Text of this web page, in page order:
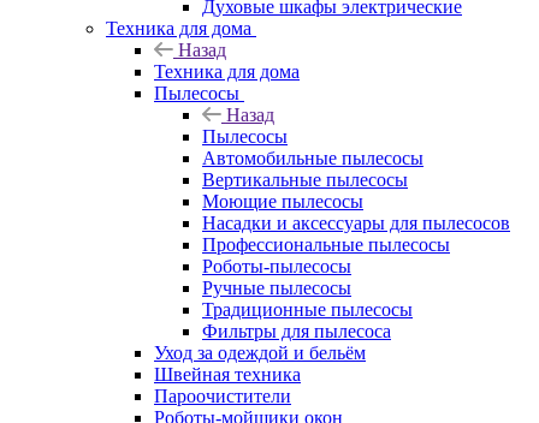
Духовые шкафы электрические
Техника для дома
Назад
Техника для дома
Пылесосы
Назад
Пылесосы
Автомобильные пылесосы
Вертикальные пылесосы
Моющие пылесосы
Насадки и аксессуары для пылесосов
Профессиональные пылесосы
Роботы-пылесосы
Ручные пылесосы
Традиционные пылесосы
Фильтры для пылесоса
Уход за одеждой и бельём
Швейная техника
Пароочистители
Роботы-мойщики окон